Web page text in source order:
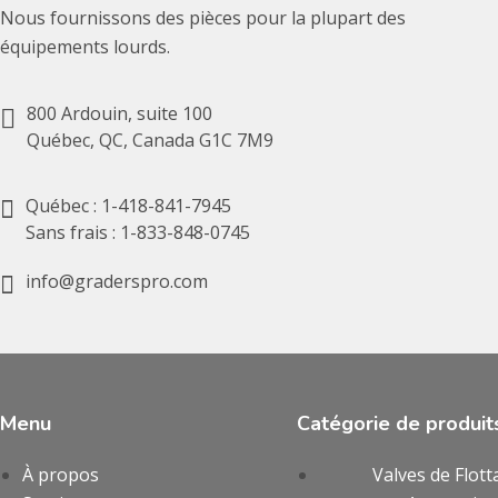
Nous fournissons des pièces pour la plupart des
équipements lourds.
800 Ardouin, suite 100
Québec, QC, Canada G1C 7M9
Québec : 1-418-841-7945
Sans frais : 1-833-848-0745
info@graderspro.com
Menu
À propos
Catégorie de
Valves de